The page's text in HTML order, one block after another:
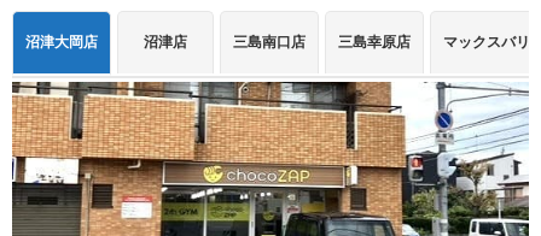
沼津大岡店 沼津店 三島南口店 三島幸原店 マックスバリ